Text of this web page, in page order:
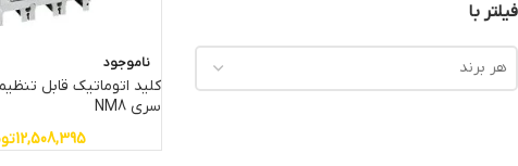
فیلتر با
هر برند ناموجود
سری NM8
12,508,395